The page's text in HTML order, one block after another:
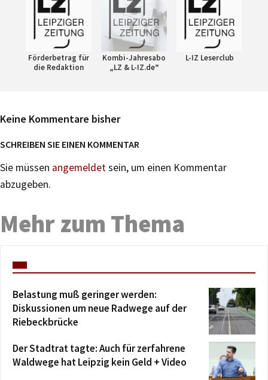
Förderbetrag für
die Redaktion
Kombi-Jahresabo
„LZ & L-IZ.de“
L-IZ Leserclub
Keine Kommentare bisher
SCHREIBEN SIE EINEN KOMMENTAR
Sie müssen angemeldetsein, um einen Kommentar
abzugeben.
Mehr zum Thema
Belastung muß geringer werden:
Diskussionen um neue Radwege auf der
Riebeckbrücke
Der Stadtrat tagte: Auch für zerfahrene
Waldwege hat Leipzig kein Geld + Video